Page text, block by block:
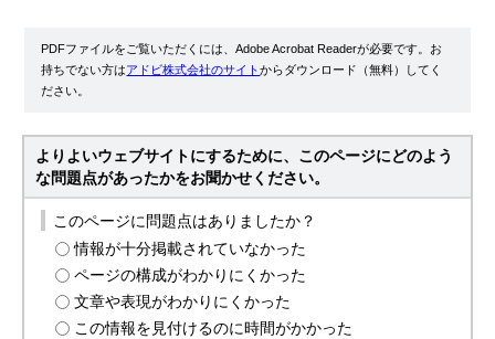
PDFファイルをご覧いただくには、Adobe Acrobat Readerが必要です。お
持ちでない方はアドビ株式会社のサイトからダウンロード（無料）してく
ださい。
よりよいウェブサイトにするために、このページにどのよう
な問題点があったかをお聞かせください。
このページに問題点はありましたか？
情報が十分掲載されていなかった
ページの構成がわかりにくかった
文章や表現がわかりにくかった
この情報を見付けるのに時間がかかった